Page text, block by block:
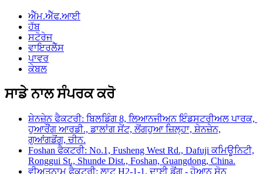
ਐੱਮ.ਐੱਫ.ਆਈ
ਹੱਬ
ਸਟੋਰੇਜ
ਵਾਇਰਲੈੱਸ
ਪਾਵਰ
ਕੇਬਲ
ਸਾਡੇ ਨਾਲ ਸੰਪਰਕ ਕਰੋ
ਸ਼ੇਨਜ਼ੇਨ ਫੈਕਟਰੀ: ਬਿਲਡਿੰਗ 8, ਲਿਆਨਜੀਅਨ ਇੰਡਸਟਰੀਅਲ ਪਾਰਕ, ​​
ਹੁਆਰੌਂਗ ਆਰਡੀ., ਡਾਲਾਂਗ ਸੇਂਟ, ਲੋਂਗਹੁਆ ਜ਼ਿਲ੍ਹਾ, ਸ਼ੇਨਜ਼ੇਨ,
ਗੁਆਂਗਡੋਂਗ, ਚੀਨ.
Foshan ਫੈਕਟਰੀ: No.1, Fusheng West Rd., Dafuji ਕਮਿਊਨਿਟੀ,
Ronggui St., Shunde Dist., Foshan, Guangdong, China.
ਵੀਅਤਨਾਮ ਫੈਕਟਰੀ: ਲਾਟ H2-1-1, ਦਾਈ ਡੋਂਗ - ਹੋਆਨ ਸੋਨ